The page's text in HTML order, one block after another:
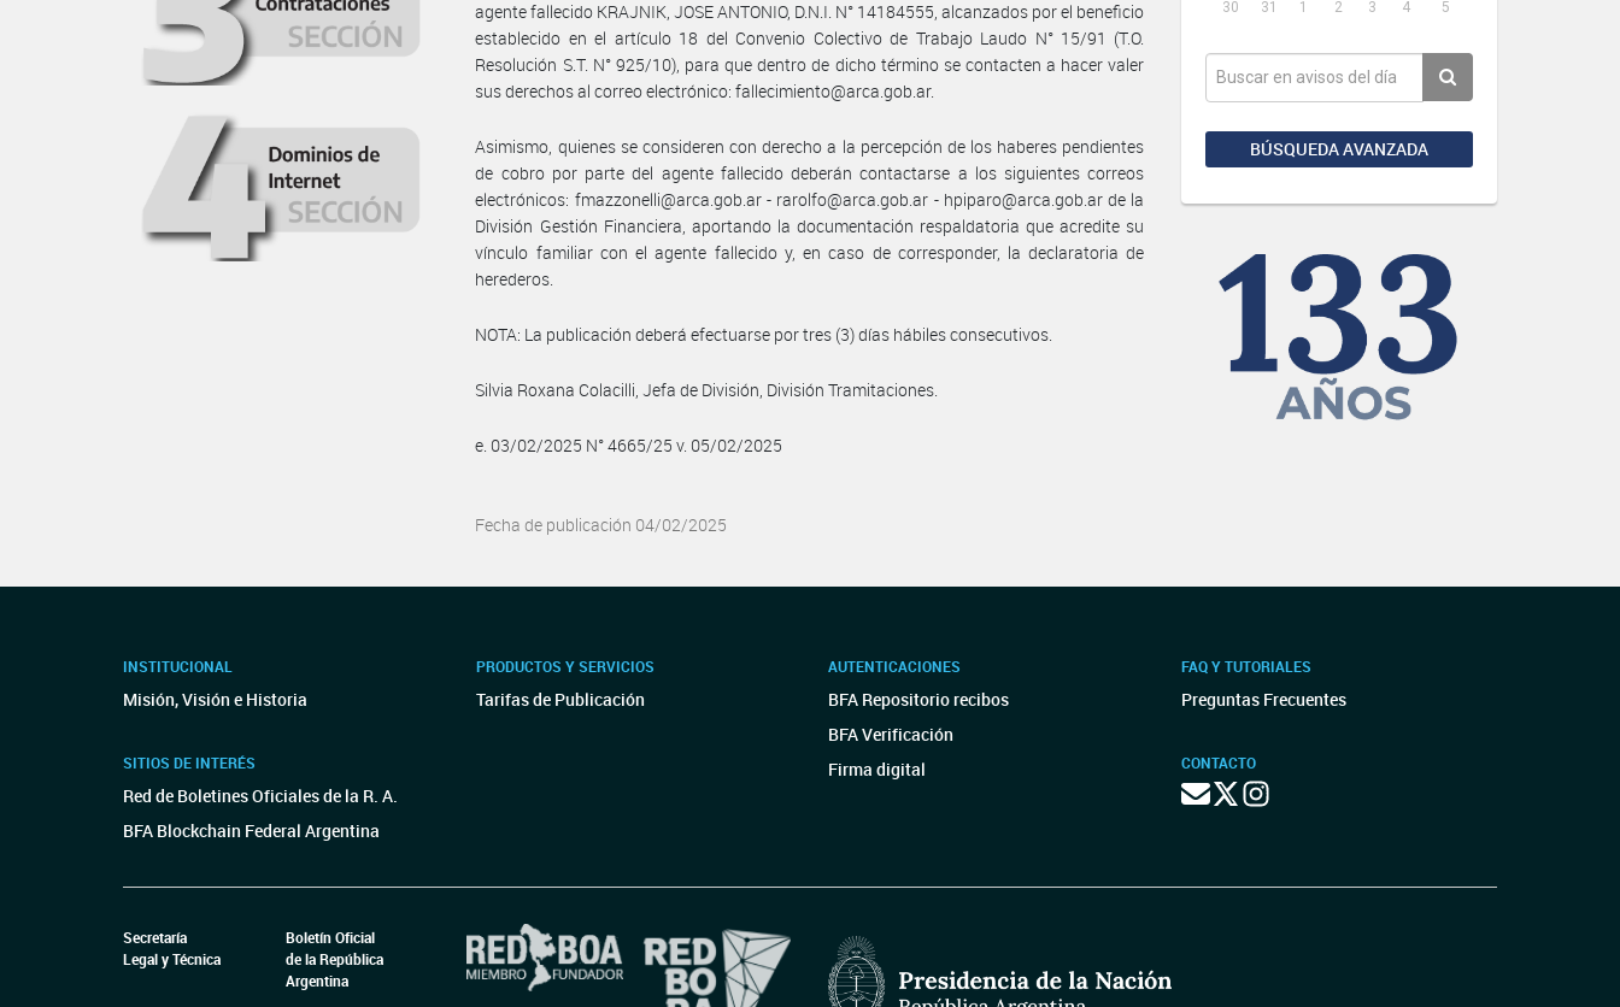
30
31 1 2 3 4 5
BÚSQUEDA AVANZADA
agente fallecido KRAJNIK, JOSE ANTONIO, D.N.I. N° 14184555, alcanzados por el beneficio
establecido en el artículo 18 del Convenio Colectivo de Trabajo Laudo N° 15/91 (T.O.
Resolución S.T. N° 925/10), para que dentro de dicho término se contacten a hacer valer
sus derechos al correo electrónico: fallecimiento@arca.gob.ar.
Asimismo, quienes se consideren con derecho a la percepción de los haberes pendientes
de cobro por parte del agente fallecido deberán contactarse a los siguientes correos
electrónicos: fmazzonelli@arca.gob.ar - rarolfo@arca.gob.ar - hpiparo@arca.gob.ar de la
División Gestión Financiera, aportando la documentación respaldatoria que acredite su
vínculo familiar con el agente fallecido y, en caso de corresponder, la declaratoria de
herederos.
NOTA: La publicación deberá efectuarse por tres (3) días hábiles consecutivos.
Silvia Roxana Colacilli, Jefa de División, División Tramitaciones.
e. 03/02/2025 N° 4665/25 v. 05/02/2025
Fecha de publicación 04/02/2025
INSTITUCIONAL
Misión, Visión e Historia
SITIOS DE INTERÉS
Red de Boletines Oficiales de la R. A.
BFA Blockchain Federal Argentina
PRODUCTOS Y SERVICIOS
Tarifas de Publicación
AUTENTICACIONES
BFA Repositorio recibos
BFA Verificación
Firma digital
FAQ Y TUTORIALES
Preguntas Frecuentes
CONTACTO
Secretaría
Legal y Técnica
Boletín Oficial
de la República
Argentina